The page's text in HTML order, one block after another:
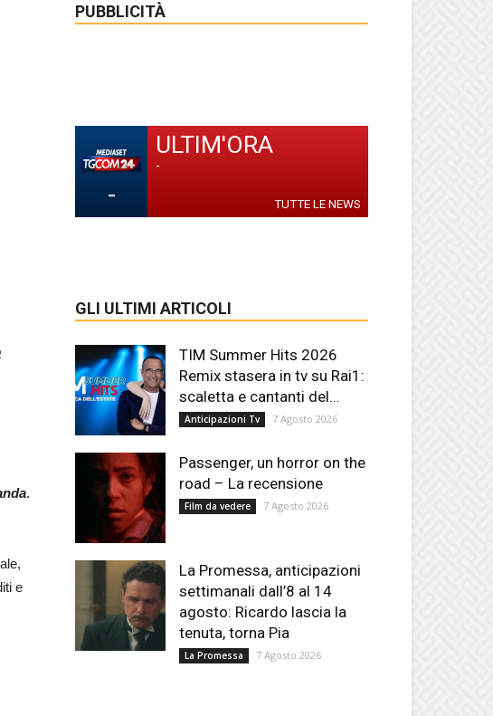
.
e
PUBBLICITÀ
-
ULTIM'ORA
-
TUTTE LE NEWS
GLI ULTIMI ARTICOLI
TIM Summer Hits 2026
Remix stasera in tv su Rai1:
scaletta e cantanti del...
Anticipazioni Tv 7 Agosto 2026
Passenger, un horror on the
road – La recensione
Film da vedere 7 Agosto 2026
La Promessa, anticipazioni
settimanali dall’8 al 14
agosto: Ricardo lascia la
tenuta, torna Pia
La Promessa 7 Agosto 2026